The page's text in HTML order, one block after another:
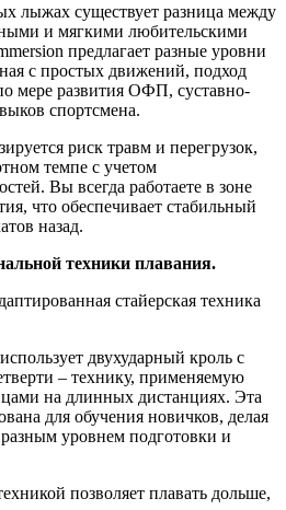
лыжах существует разница между
и мягкими любительскими
предлагает разные уровни
с простых движений, подход
мере развития ОФП, суставно-
спортсмена.
риск травм и перегрузок,
темпе с учетом
Вы всегда работаете в зоне
что обеспечивает стабильный
назад.
техники плавания.
стайерская техника
двухударный кроль с
– технику, применяемую
на длинных дистанциях. Эта
для обучения новичков, делая
уровнем подготовки и
позволяет плавать дольше,